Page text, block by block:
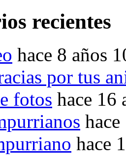
recientes
hace 8 años
por tus
fotos hace 16
hace